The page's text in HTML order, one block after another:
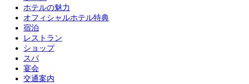
ホテルの魅力
オフィシャルホテル特典
宿泊
レストラン
ショップ
スパ
宴会
交通案内